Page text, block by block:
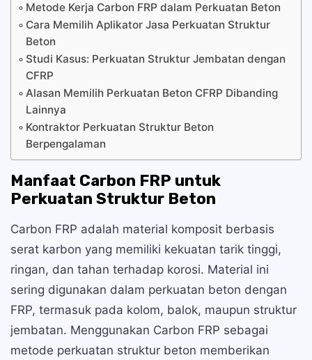
Metode Kerja Carbon FRP dalam Perkuatan Beton
Cara Memilih Aplikator Jasa Perkuatan Struktur
Beton
Studi Kasus: Perkuatan Struktur Jembatan dengan
CFRP
Alasan Memilih Perkuatan Beton CFRP Dibanding
Lainnya
Kontraktor Perkuatan Struktur Beton
Berpengalaman
Manfaat Carbon FRP untuk
Perkuatan Struktur Beton
Carbon FRP adalah material komposit berbasis
serat karbon yang memiliki kekuatan tarik tinggi,
ringan, dan tahan terhadap korosi. Material ini
sering digunakan dalam perkuatan beton dengan
FRP, termasuk pada kolom, balok, maupun struktur
jembatan. Menggunakan Carbon FRP sebagai
metode perkuatan struktur beton memberikan